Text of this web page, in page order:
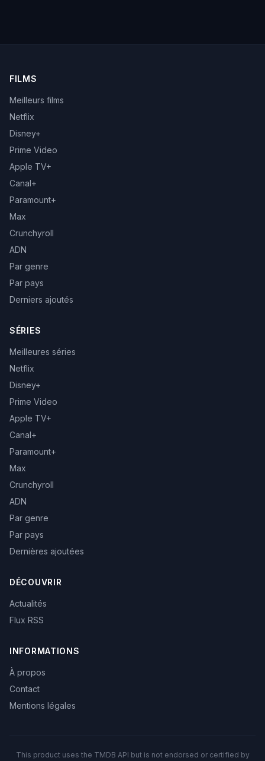
FILMS
Meilleurs films
Netflix
Disney+
Prime Video
Apple TV+
Canal+
Paramount+
Max
Crunchyroll
ADN
Par genre
Par pays
Derniers ajoutés
SÉRIES
Meilleures séries
Netflix
Disney+
Prime Video
Apple TV+
Canal+
Paramount+
Max
Crunchyroll
ADN
Par genre
Par pays
Dernières ajoutées
DÉCOUVRIR
Actualités
Flux RSS
INFORMATIONS
À propos
Contact
Mentions légales
This product uses the TMDB API but is not endorsed or certified by